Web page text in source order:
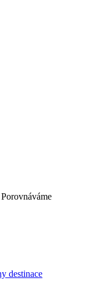
destinace